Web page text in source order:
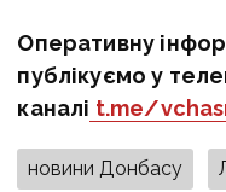
Оперативну
публікуємо у
каналі t.me/
новини Донбасу